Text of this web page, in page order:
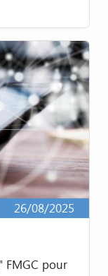
26/08/2025
FMGC pour